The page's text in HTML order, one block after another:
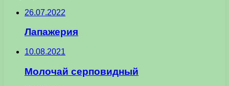
26.07.2022
Лапажерия
10.08.2021
Молочай серповидный